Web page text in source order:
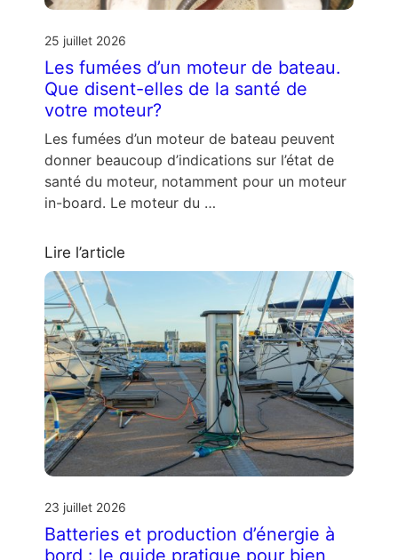
25 juillet 2026
Les fumées d’un moteur de bateau.
Que disent-elles de la santé de
votre moteur?
Les fumées d’un moteur de bateau peuvent
donner beaucoup d’indications sur l’état de
santé du moteur, notamment pour un moteur
in-board. Le moteur du …
Lire l’article
23 juillet 2026
Batteries et production d’énergie à